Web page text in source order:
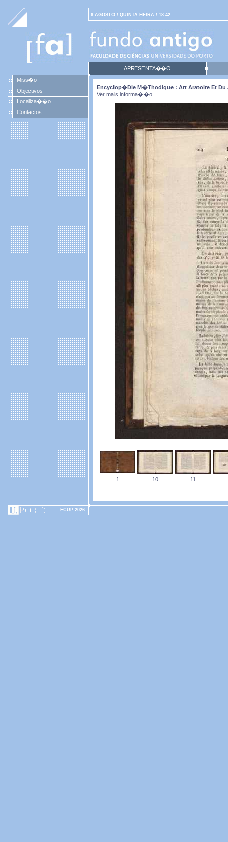
6 AGOSTO / QUINTA FEIRA / 18:42
APRESENTA��O
Miss�o
Objectivos
Localiza��o
Contactos
Encyclop�die M�thodique : Art Aratoire Et Du
Ver mais informa��o
1 10 11
FCUP 2026